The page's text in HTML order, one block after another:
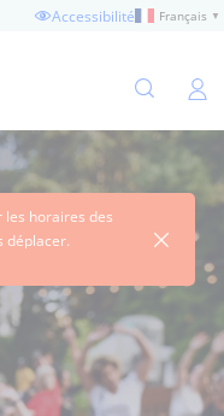
Français ▼
Accessibilité
les horaires des
déplacer.